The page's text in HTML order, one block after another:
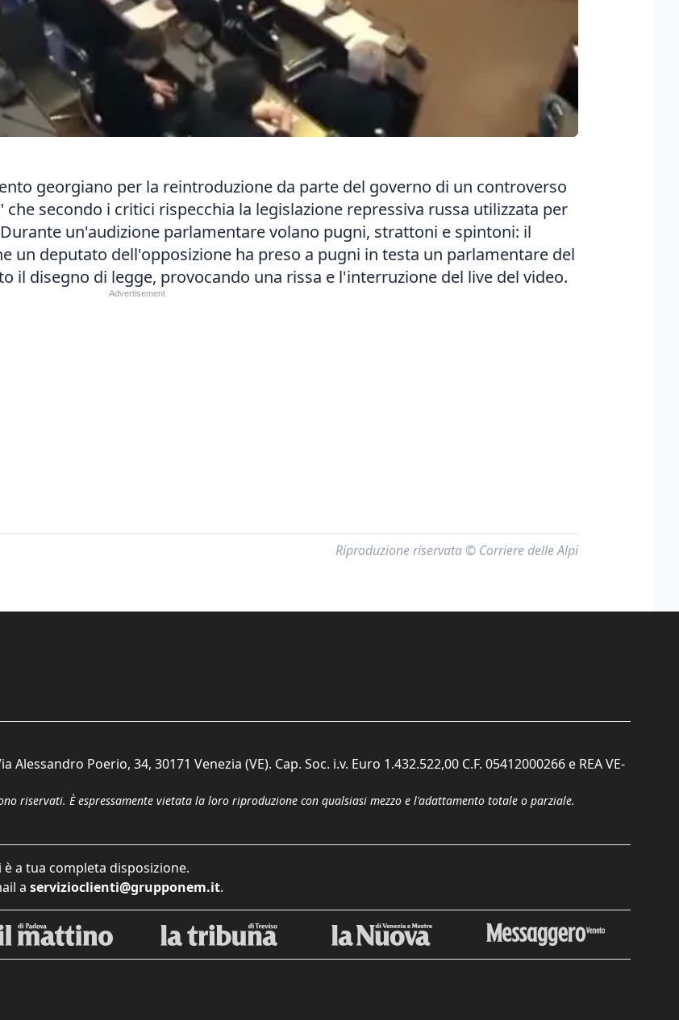
georgiano per la reintroduzione da parte del governo di un controverso
secondo i critici rispecchia la legislazione repressiva russa utilizzata per
un'audizione parlamentare volano pugni, strattoni e spintoni: il
un deputato dell'opposizione ha preso a pugni in testa un parlamentare del
il disegno di legge, provocando una rissa e l'interruzione del live del video.
Riproduzione riservata © Corriere delle Alpi
Alessandro Poerio, 34, 30171 Venezia (VE). Cap. Soc. i.v. Euro 1.432.522,00 C.F. 05412000266 e REA VE-
riservati. È espressamente vietata la loro riproduzione con qualsiasi mezzo e l'adattamento totale o parziale.
a tua completa disposizione.
a servizioclienti@grupponem.it.